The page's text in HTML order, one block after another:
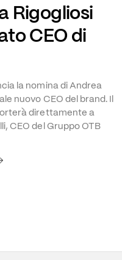
Rigogliosi
CEO di
la nomina di Andrea
nuovo CEO del brand. Il
direttamente a
CEO del Gruppo OTB